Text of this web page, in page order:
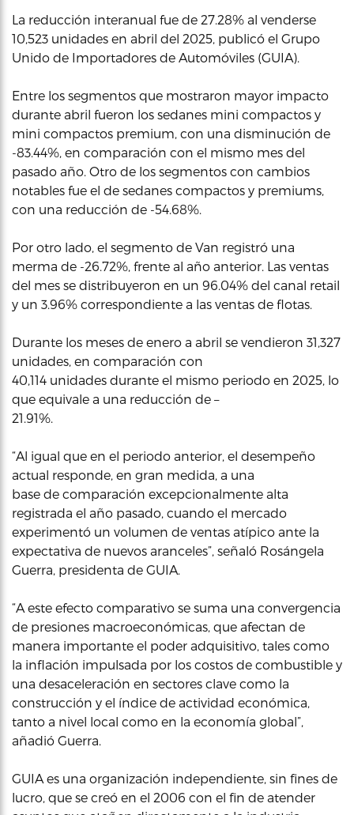
La reducción interanual fue de 27.28% al venderse
10,523 unidades en abril del 2025, publicó el Grupo
Unido de Importadores de Automóviles (GUIA).
Entre los segmentos que mostraron mayor impacto
durante abril fueron los sedanes mini compactos y
mini compactos premium, con una disminución de
-83.44%, en comparación con el mismo mes del
pasado año. Otro de los segmentos con cambios
notables fue el de sedanes compactos y premiums,
con una reducción de -54.68%.
Por otro lado, el segmento de Van registró una
merma de -26.72%, frente al año anterior. Las ventas
del mes se distribuyeron en un 96.04% del canal retail
y un 3.96% correspondiente a las ventas de flotas.
Durante los meses de enero a abril se vendieron 31,327
unidades, en comparación con
40,114 unidades durante el mismo periodo en 2025, lo
que equivale a una reducción de –
21.91%.
“Al igual que en el periodo anterior, el desempeño
actual responde, en gran medida, a una
base de comparación excepcionalmente alta
registrada el año pasado, cuando el mercado
experimentó un volumen de ventas atípico ante la
expectativa de nuevos aranceles”, señaló Rosángela
Guerra, presidenta de GUIA.
“A este efecto comparativo se suma una convergencia
de presiones macroeconómicas, que afectan de
manera importante el poder adquisitivo, tales como
la inflación impulsada por los costos de combustible y
una desaceleración en sectores clave como la
construcción y el índice de actividad económica,
tanto a nivel local como en la economía global”,
añadió Guerra.
GUIA es una organización independiente, sin fines de
lucro, que se creó en el 2006 con el fin de atender